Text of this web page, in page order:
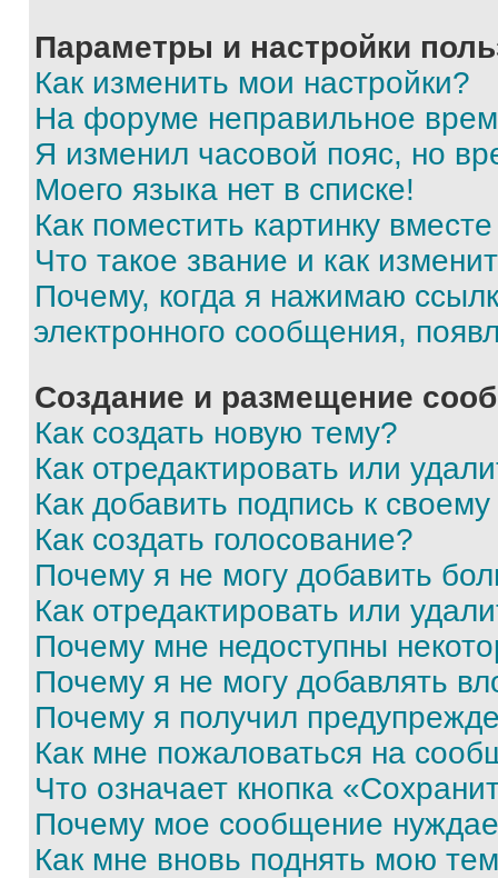
Параметры и настройки
Как изменить мои настройки?
На форуме неправильное
Я изменил часовой пояс, но
Моего языка нет в списке!
Как поместить картинку
Что такое звание и как
Почему, когда я нажимаю
электронного сообщения,
Создание и размещение
Как создать новую тему?
Как отредактировать или
Как добавить подпись к
Как создать голосование?
Почему я не могу добавить
Как отредактировать или
Почему мне недоступны
Почему я не могу добавлять
Почему я получил
Как мне пожаловаться на
Что означает кнопка
Почему мое сообщение
Как мне вновь поднять мою